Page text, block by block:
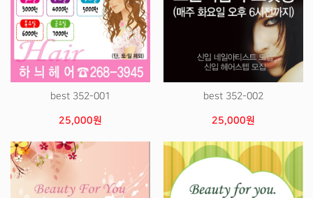
best 352-001
25,000원
best 352-002
25,000원